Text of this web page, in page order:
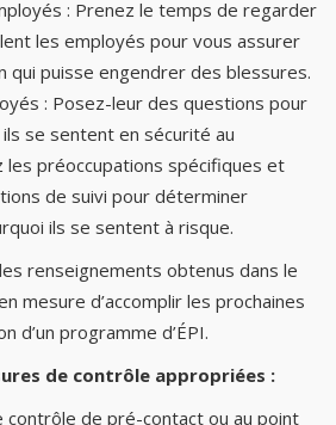
: Prenez le temps de regarder
les employés pour vous assurer
qui puisse engendrer des blessures.
: Posez-leur des questions pour
se sentent en sécurité au
les préoccupations spécifiques et
de suivi pour déterminer
ils se sentent à risque.
renseignements obtenus dans le
mesure d’accomplir les prochaines
d’un programme d’ÉPI.
de contrôle appropriées :
contrôle de pré-contact ou au point